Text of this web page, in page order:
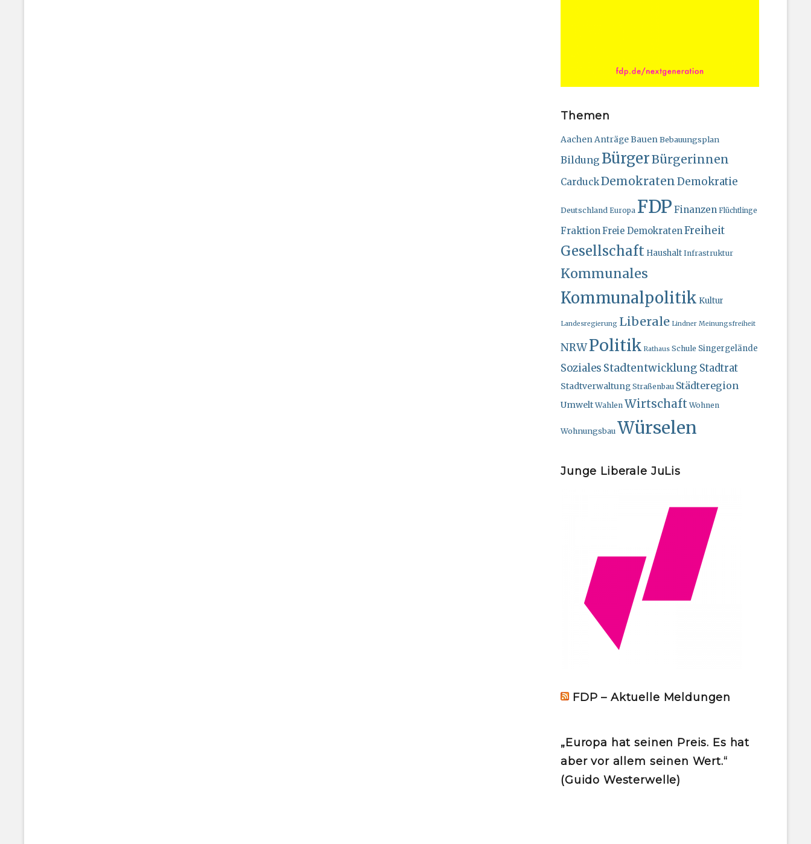
Themen
AachenAnträgeBauenBebauungsplan
Bildung BürgerBürgerinnen
CarduckDemokratenDemokratie
Deutschland Europa FDP Finanzen Flüchtlinge
FraktionFreie DemokratenFreiheit
Gesellschaft Haushalt Infrastruktur
Kommunales
Kommunalpolitik Kultur
Landesregierung Liberale Lindner Meinungsfreiheit
NRWPolitik Rathaus Schule Singergelände
Soziales Stadtentwicklung Stadtrat
Stadtverwaltung Straßenbau Städteregion
Umwelt Wahlen Wirtschaft Wohnen
WohnungsbauWürselen
Junge Liberale JuLis
FDP – Aktuelle Meldungen
„Europa hat seinen Preis. Es hat
aber vor allem seinen Wert.“
(Guido Westerwelle)